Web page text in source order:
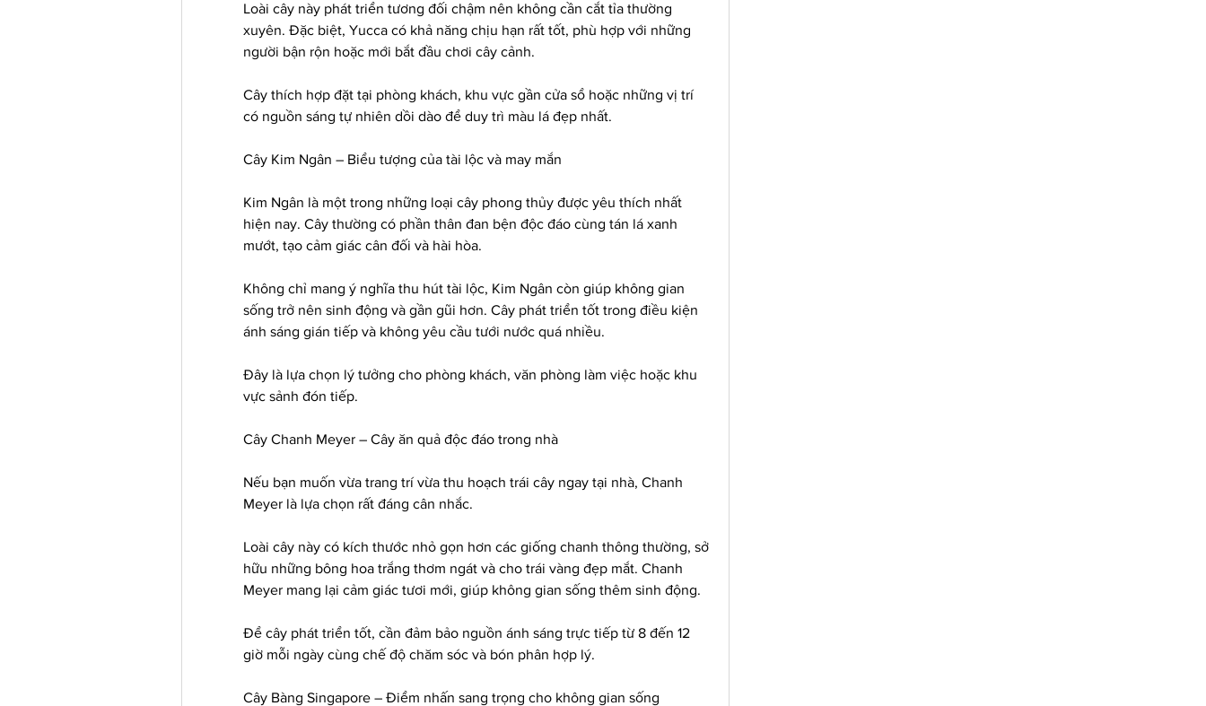
Loài cây này phát triển tương đối chậm nên không cần cắt tỉa thường
xuyên. Đặc biệt, Yucca có khả năng chịu hạn rất tốt, phù hợp với những
người bận rộn hoặc mới bắt đầu chơi cây cảnh.
Cây thích hợp đặt tại phòng khách, khu vực gần cửa sổ hoặc những vị trí
có nguồn sáng tự nhiên dồi dào để duy trì màu lá đẹp nhất.
Cây Kim Ngân – Biểu tượng của tài lộc và may mắn
Kim Ngân là một trong những loại cây phong thủy được yêu thích nhất
hiện nay. Cây thường có phần thân đan bện độc đáo cùng tán lá xanh
mướt, tạo cảm giác cân đối và hài hòa.
Không chỉ mang ý nghĩa thu hút tài lộc, Kim Ngân còn giúp không gian
sống trở nên sinh động và gần gũi hơn. Cây phát triển tốt trong điều kiện
ánh sáng gián tiếp và không yêu cầu tưới nước quá nhiều.
Đây là lựa chọn lý tưởng cho phòng khách, văn phòng làm việc hoặc khu
vực sảnh đón tiếp.
Cây Chanh Meyer – Cây ăn quả độc đáo trong nhà
Nếu bạn muốn vừa trang trí vừa thu hoạch trái cây ngay tại nhà, Chanh
Meyer là lựa chọn rất đáng cân nhắc.
Loài cây này có kích thước nhỏ gọn hơn các giống chanh thông thường, sở
hữu những bông hoa trắng thơm ngát và cho trái vàng đẹp mắt. Chanh
Meyer mang lại cảm giác tươi mới, giúp không gian sống thêm sinh động.
Để cây phát triển tốt, cần đảm bảo nguồn ánh sáng trực tiếp từ 8 đến 12
giờ mỗi ngày cùng chế độ chăm sóc và bón phân hợp lý.
Cây Bàng Singapore – Điểm nhấn sang trọng cho không gian sống